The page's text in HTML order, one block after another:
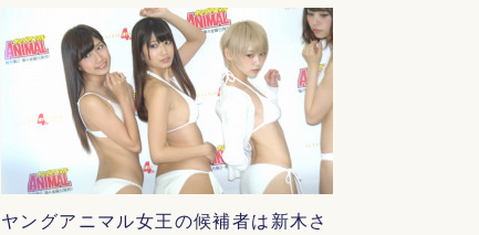
ヤングアニマル女王の候補者は新木さ